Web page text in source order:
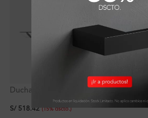
Ducha Española Cuadrada
Ultra Slim 25cm
S/518.42 ( 15% dscto.)